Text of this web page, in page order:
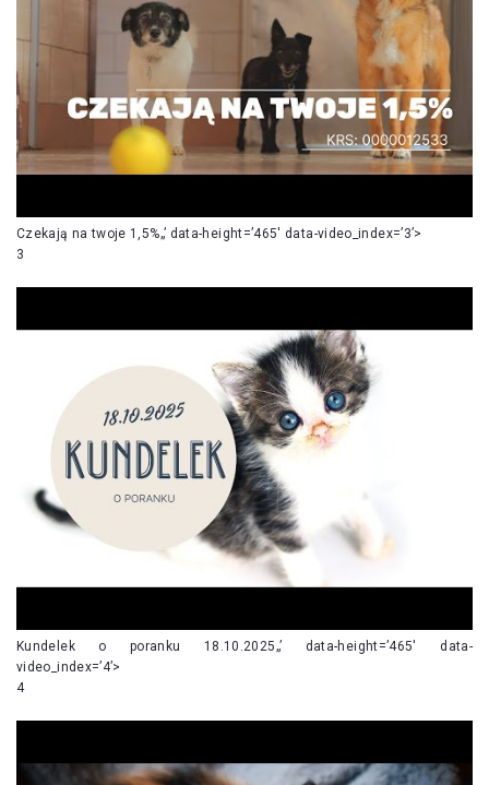
Czekają na twoje 1,5%„’ data-height=’465′ data-video_index=’3’>
3
Kundelek o poranku 18.10.2025„’ data-height=’465′ data-
video_index=’4’>
4